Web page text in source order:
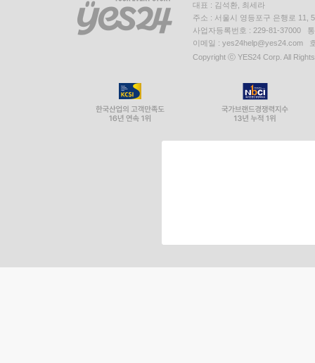
대표 : 김석환, 최세라
주소 : 서울시 영등포구 은행로 11,
사업자등록번호 : 229-81-37000
이메일 : yes24help@yes24.com
Copyright ⓒ YES24 Corp. All